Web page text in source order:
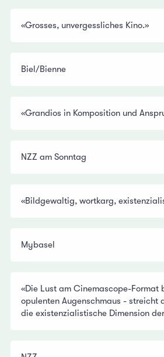
«Grosses, unvergessliches Kino.»
Biel/Bienne
«Grandios in Komposition und
NZZ am Sonntag
«Bildgewaltig, wortkarg,
Mybasel
«Die Lust am Cinemascope-Format
opulenten Augenschmaus - streicht
die existenzialistische Dimension